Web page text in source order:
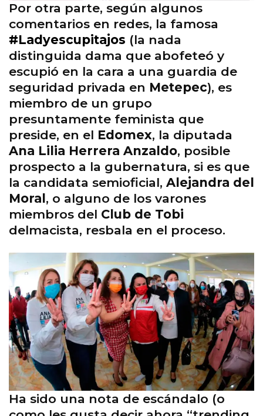
Por otra parte, según algunos
comentarios en redes, la famosa
#Ladyescupitajos (la nada
distinguida dama que abofeteó y
escupió en la cara a una guardia de
seguridad privada en Metepec), es
miembro de un grupo
presuntamente feminista que
preside, en el Edomex, la diputada
Ana Lilia Herrera Anzaldo, posible
prospecto a la gubernatura, si es que
la candidata semioficial, Alejandra del
Moral, o alguno de los varones
miembros del Club de Tobi
delmacista, resbala en el proceso.
Ha sido una nota de escándalo (o